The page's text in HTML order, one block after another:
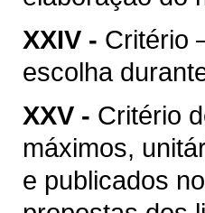
XXIV - Critério
escolha
XXV - Critério
máximos,
e publicados